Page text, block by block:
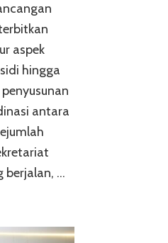
aspek
hingga
antara
berjalan, …